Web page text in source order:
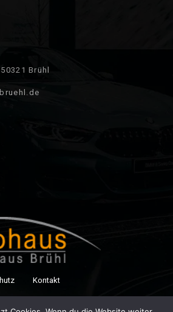
Brühl
Kontakt
Brühl. All right reserved.